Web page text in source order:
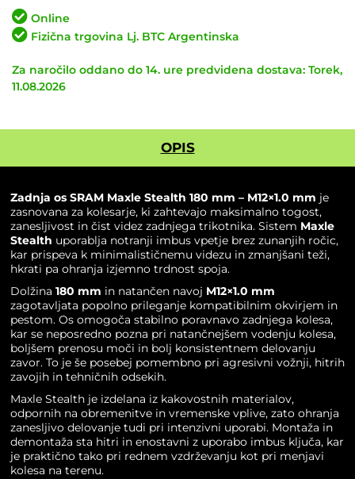
Stealth
180mm
-
količina
Online
Fizična trgovina Lj. BTC Argentinska
Za naročilo oddano do 14. ure predvidena dostava: Torek,
11.08.2026
OPIS
Zadnja os SRAMMaxle Stealth 180 mm – M12×1.0 mm je
zasnovana za kolesarje, ki zahtevajo maksimalno togost,
zanesljivost in čist videz zadnjega trikotnika. Sistem Maxle
Stealth uporablja notranji imbus vpetje brez zunanjih ročic,
kar prispeva k minimalističnemu videzu in zmanjšani teži,
hkrati pa ohranja izjemno trdnost spoja.
Dolžina 180 mm in natančen navoj M12×1.0 mm
zagotavljata popolno prileganje kompatibilnim okvirjem in
pestom. Os omogoča stabilno poravnavo zadnjega kolesa,
kar se neposredno pozna pri natančnejšem vodenju kolesa,
boljšem prenosu moči in bolj konsistentnem delovanju
zavor. To je še posebej pomembno pri agresivni vožnji, hitrih
zavojih in tehničnih odsekih.
Maxle Stealth je izdelana iz kakovostnih materialov,
odpornih na obremenitve in vremenske vplive, zato ohranja
zanesljivo delovanje tudi pri intenzivni uporabi. Montaža in
demontaža sta hitri in enostavni z uporabo imbus ključa, kar
je praktično tako pri rednem vzdrževanju kot pri menjavi
kolesa na terenu.